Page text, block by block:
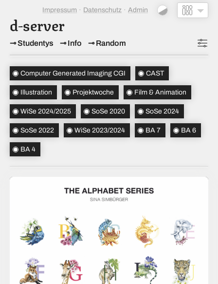
d-server
Studentys Info Random
Impressum Datenschutz Admin
Topics(5)
Studiensemester(5)
Bachelorsemester(3)
Sortierung(↝ zufällig)
Computer Generated Imaging CGI CAST
Illustration Projektwoche Film & Animation
WiSe 2024/2025 SoSe 2020 SoSe 2024
SoSe 2022 WiSe 2023/2024 BA 7 BA 6
BA 4